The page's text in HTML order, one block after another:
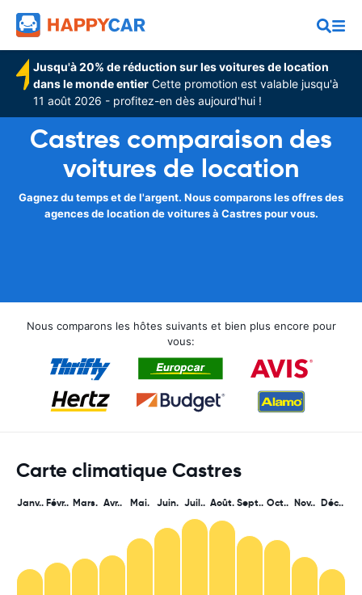
Jusqu'à 20% de réduction sur les voitures de location
dans le monde entier Cette promotion est valable jusqu'à
11 août 2026 - profitez-en dès aujourd'hui !
Castres comparaison des
voitures de location
Gagnez du temps et de l'argent. Nous comparons les offres des
agences de location de voitures à Castres pour vous.
Nous comparons les hôtes suivants et bien plus encore pour
vous:
Carte climatique Castres
Janv.. Févr.. Mars. Avr.. Mai. Juin. Juil.. Août. Sept.. Oct.. Nov.. Déc..